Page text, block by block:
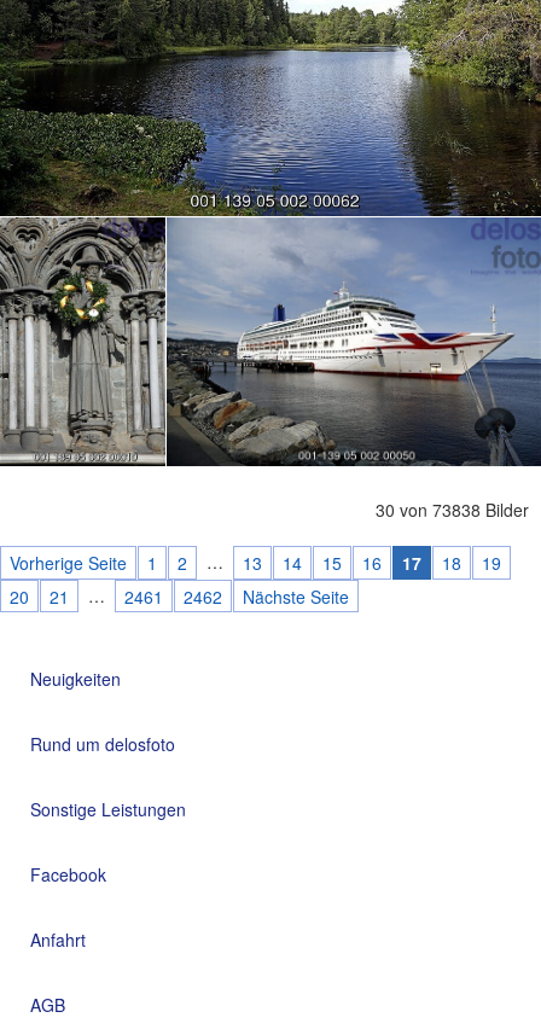
30 von 73838 Bilder
Vorherige Seite 1 2 … 13 14 15 16 17 18
19
20
21 … 2461 2462 Nächste Seite
Neuigkeiten
Rund um delosfoto
Sonstige Leistungen
Facebook
Anfahrt
AGB